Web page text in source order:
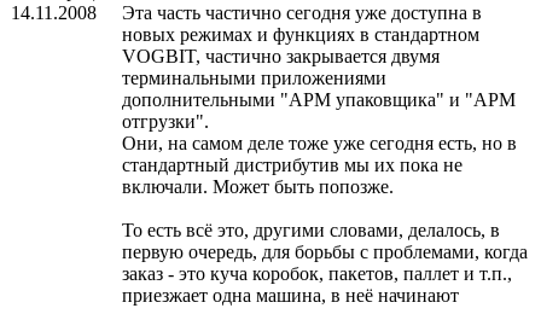
14.11.2008
Эта часть частично сегодня уже доступна в
новых режимах и функциях в стандартном
VOGBIT, частично закрывается двумя
терминальными приложениями
дополнительными "АРМ упаковщика" и "АРМ
отгрузки".
Они, на самом деле тоже уже сегодня есть, но в
стандартный дистрибутив мы их пока не
включали. Может быть попозже.
То есть всё это, другими словами, делалось, в
первую очередь, для борьбы с проблемами, когда
заказ - это куча коробок, пакетов, паллет и т.п.,
приезжает одна машина, в неё начинают